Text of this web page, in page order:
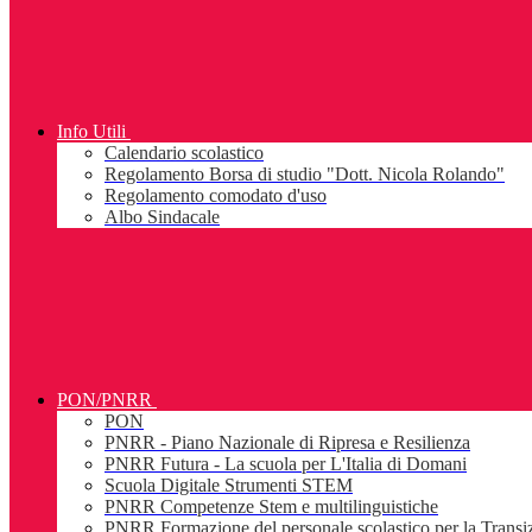
Info Utili
Calendario scolastico
Regolamento Borsa di studio "Dott. Nicola Rolando"
Regolamento comodato d'uso
Albo Sindacale
PON/PNRR
PON
PNRR - Piano Nazionale di Ripresa e Resilienza
PNRR Futura - La scuola per L'Italia di Domani
Scuola Digitale Strumenti STEM
PNRR Competenze Stem e multilinguistiche